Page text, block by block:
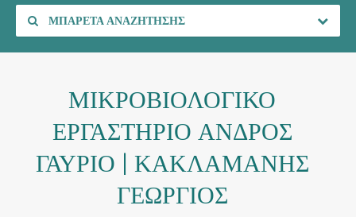
ΜΠΑΡΈΤΑ ΑΝΑΖΉΤΗΣΗΣ
ΜΙΚΡΟΒΙΟΛΟΓΙΚΟ
ΕΡΓΑΣΤΗΡΙΟ ΑΝΔΡΟΣ
ΓΑΥΡΙΟ | ΚΑΚΛΑΜΑΝΗΣ
ΓΕΩΡΓΙΟΣ